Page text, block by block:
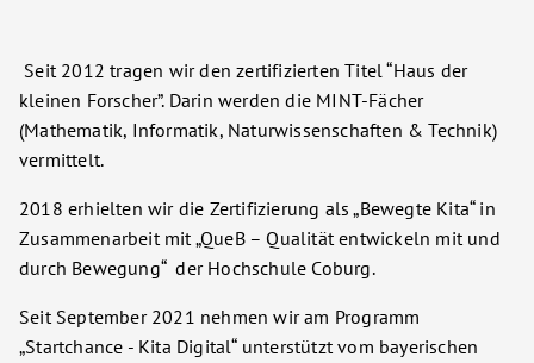
Seit 2012 tragen wir den zertifizierten Titel “Haus der
kleinen Forscher”. Darin werden die MINT-Fächer
(Mathematik, Informatik, Naturwissenschaften & Technik)
vermittelt.
2018 erhielten wir die Zertifizierung als „Bewegte Kita“ in
Zusammenarbeit mit „QueB – Qualität entwickeln mit und
durch Bewegung“ der Hochschule Coburg.
Seit September 2021 nehmen wir am Programm
„Startchance - Kita Digital“ unterstützt vom bayerischen